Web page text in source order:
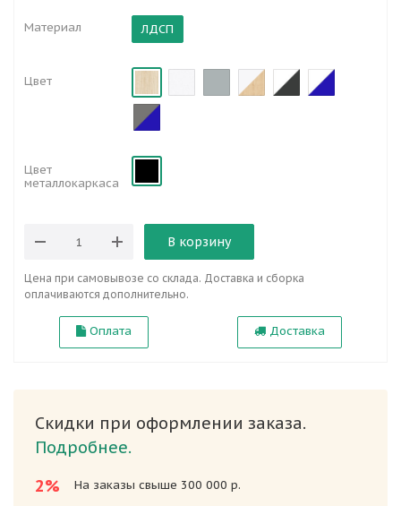
Материал ЛДСП
Цвет
Цвет
металлокаркаса
В корзину
Цена при самовывозе со склада. Доставка и сборка
оплачиваются дополнительно.
Оплата Доставка
Скидки при оформлении заказа.
Подробнее.
2%
На заказы свыше 300 000 р.